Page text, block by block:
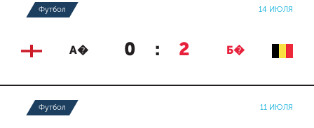
Футбол 14 ИЮЛЯ
А� 0 : 2 Б�
Футбол 11 ИЮЛЯ